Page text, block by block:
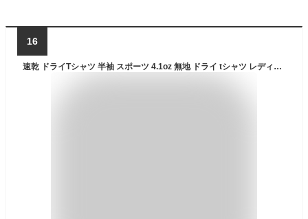
16
速乾 ドライTシャツ 半袖 スポーツ 4.1oz 無地 ドライ tシャツ レディース メンズ ユニセックス 即乾 クルーネック 丸首 運動 ヨガ ジム マラソン ランニング カットソー インナー トップス 吸水 吸汗 レディス 女性 5900 白 ティシャツ ポリエステル メール便 送料無料